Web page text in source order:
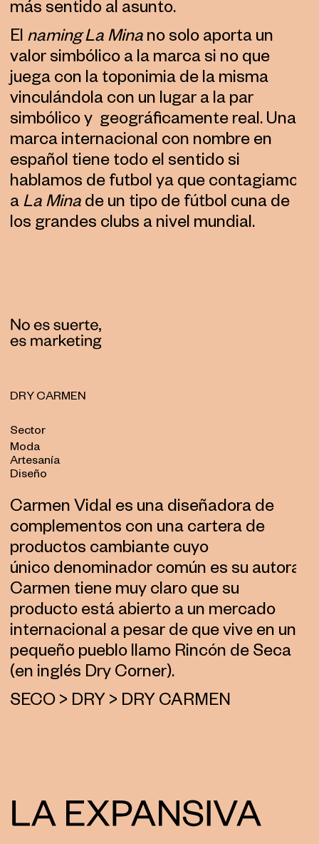
más sentido al asunto.
El naming La Mina no solo aporta un
valor simbólico a la marca si no que
juega con la toponimia de la misma
vinculándola con un lugar a la par
simbólico y geográficamente real. Una
marca internacional con nombre en
español tiene todo el sentido si
hablamos de futbol ya que contagiamos
a La Mina de un tipo de fútbol cuna de
los grandes clubs a nivel mundial.
Carmen Vidal es una diseñadora de
complementos con una cartera de
productos cambiante cuyo
único denominador común es su autora.
Carmen tiene muy claro que su
producto está abierto a un mercado
internacional a pesar de que vive en un
pequeño pueblo llamo Rincón de Seca
(en inglés Dry Corner).
SECO > DRY > DRY CARMEN
DRY CARMEN
Sector
Moda
Artesanía
Diseño